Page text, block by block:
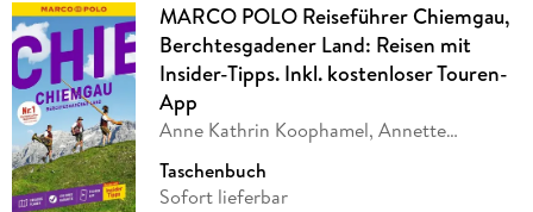
MARCO POLO Reiseführer Chiemgau,
Berchtesgadener Land: Reisen mit
Insider-Tipps. Inkl. kostenloser Touren-
App
Anne Kathrin Koophamel, Annette
Taschenbuch
Sofort lieferbar